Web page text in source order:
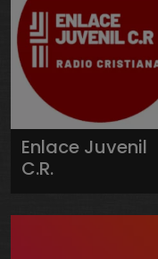
Enlace Juvenil
C.R.